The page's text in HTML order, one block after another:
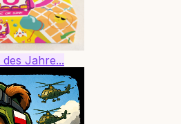
des Jahre...